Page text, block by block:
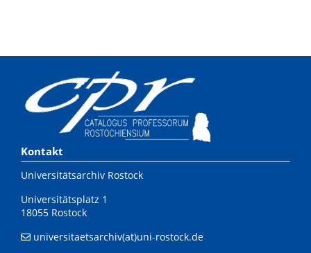
Kontakt
Universitätsarchiv Rostock
Universitätsplatz 1
18055 Rostock
universitaetsarchiv(at)uni-rostock.de